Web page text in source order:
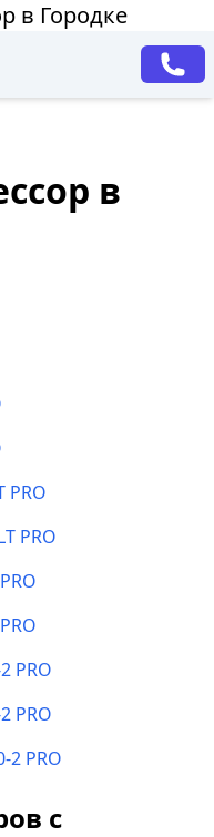
в Городке
в
PRO
PRO
PRO
PRO
PRO
с